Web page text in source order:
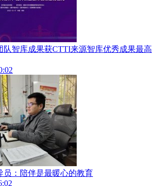
队智库成果获CTTI来源智库优秀成果最高
员：陪伴是最暖心的教育